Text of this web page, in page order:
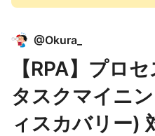
@Okura_
【RPA】プロ
タスクマイニ
ィスカバリー)